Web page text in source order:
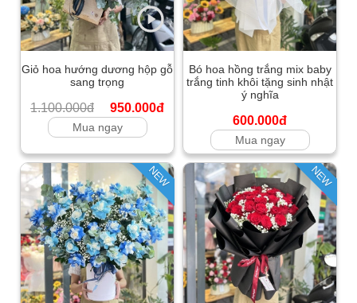
Giỏ hoa hướng dương hộp gỗ
sang trọng
1.100.000đ 950.000đ
Mua ngay
Bó hoa hồng trắng mix baby
trắng tinh khôi tặng sinh nhật
ý nghĩa
600.000đ
Mua ngay
NEW NEW